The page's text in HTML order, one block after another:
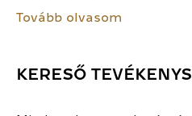
Tovább olvasom
KERESŐ